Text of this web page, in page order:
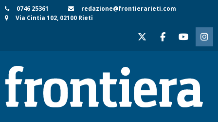
Skip
to
0746 25361
redazione@frontierarieti.com
Via Cintia 102, 02100 Rieti